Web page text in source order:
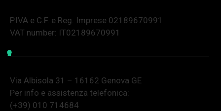
P.IVA e C.F. e Reg. Imprese 02189670991
VAT number: IT02189670991
Via Albisola 31 – 16162 Genova GE
Per info e assistenza telefonica:
(+39) 010 714684